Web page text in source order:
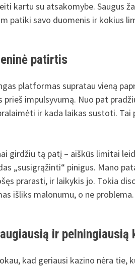
kartu su atsakomybe. Saugus
patiki savo duomenis ir kokius
patirtis
platformas supratau vieną
impulsyvumą. Nuo pat
ir kada laikas sustoti.
girdžiu tą patį – aiškūs limitai
„susigrąžinti“ pinigus. Mano
prarasti, ir laikykis jo. Tokia
išliks malonumu, o ne problema.
ir pelningiausią
kad geriausi kazino nėra tie,